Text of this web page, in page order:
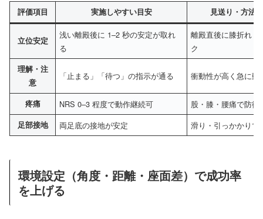
評価項目 実施しやすい目安 見送り・方法
立位安定
浅い離殿後に 1–2 秒の安定が取れ
る
離殿直後に膝折れ・
ク
理解・注
意
「止まる」「待つ」の指示が通る 衝動性が高く急に動
疼痛 NRS 0–3 程度で動作継続可 股・膝・腰痛で防御
足部接地 両足底の接地が安定 滑り・引っかかりで
環境設定（角度・距離・座面差）で成功率
を上げる